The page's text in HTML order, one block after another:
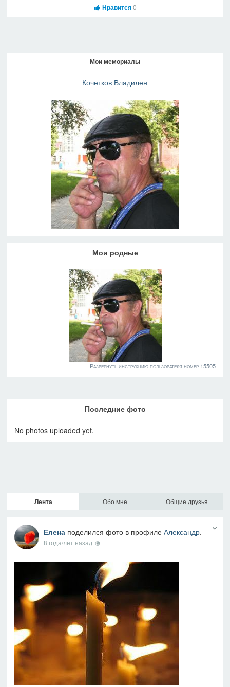
Нравится0
Мои мемориалы
Кочетков Владилен
Мои родные
Развернуть инструкцию пользователя номер 15505
Последние фото
No photos uploaded yet.
Лента Обо мне Общие друзья
Еленаподелился фото в профиле Александр.
8 года/лет назад